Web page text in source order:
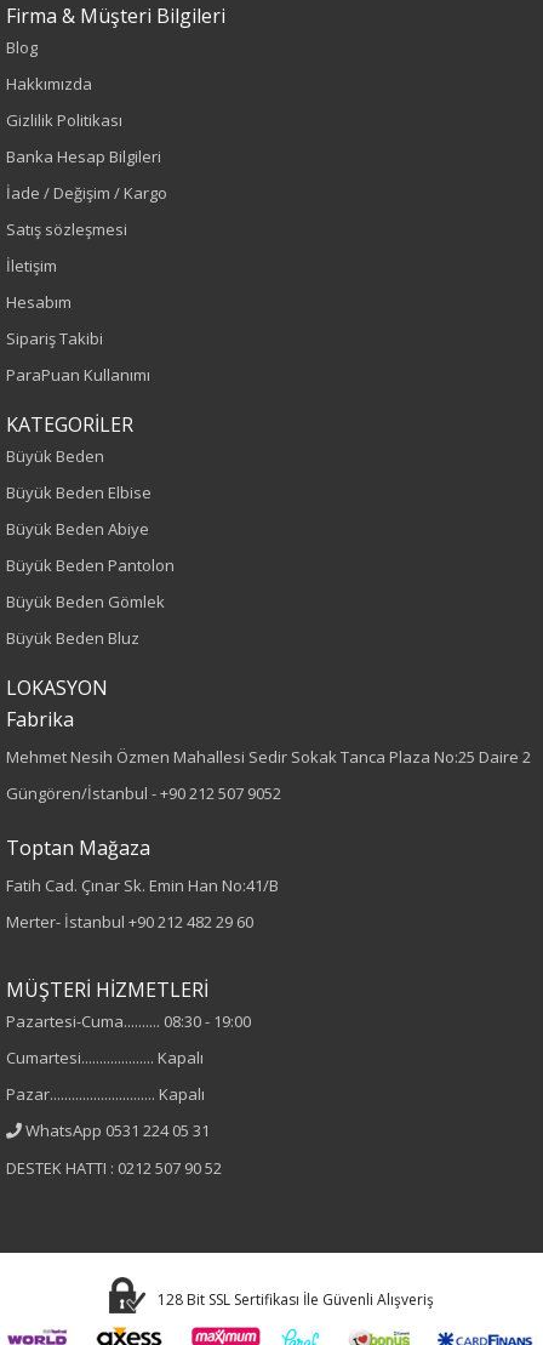
Sezon : YAZLIK
Renk
İndigo
Sezon
İlkbahar-Yaz
Yaş Grubu
Kalıp
Büyük Beden
Desen
Düz
Kadın
Firma & Müşteri Bilgileri
Blog
Hakkımızda
Gizlilik Politikası
Banka Hesap Bilgileri
İade / Değişim / Kargo
Satış sözleşmesi
İletişim
Hesabım
Sipariş Takibi
ParaPuan Kullanımı
KATEGORİLER
Büyük Beden
Büyük Beden Elbise
Büyük Beden Abiye
Büyük Beden Pantolon
Büyük Beden Gömlek
Büyük Beden Bluz
LOKASYON
Fabrika
Mehmet Nesih Özmen Mahallesi Sedir Sokak Tanca Plaza No:25 Daire 2
Güngören/İstanbul -+90 212 507 9052
Toptan Mağaza
Fatih Cad. Çınar Sk. Emin Han No:41/B
Merter- İstanbul +90 212 482 29 60
MÜŞTERİ HİZMETLERİ
Pazartesi-Cuma.......... 08:30 - 19:00
Cumartesi.................... Kapalı
Pazar............................. Kapalı
WhatsApp 0531 224 05 31
DESTEK HATTI : 0212 507 90 52
128 Bit SSL Sertifikası İle Güvenli Alışveriş